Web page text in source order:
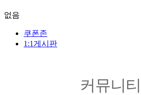
없음
쿠폰존
1:1게시판
커뮤니티